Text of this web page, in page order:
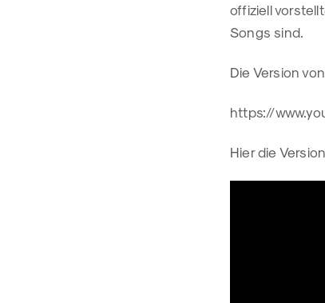
offiziell
Songs sind.
Die Version
https://
Hier die